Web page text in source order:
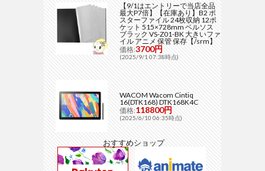
【9/1はエントリーで当店全品
最大P7倍】【在庫あり】B2 ポ
スターファイル 24枚収納 12ポ
ケット 515×728mm ベルソス
ブラック VS-Z01-BK 大きいファ
イル アニメ 保管 保存【/srm】
価格:3700円
(2025/9/1 07:38時点)
WACOM Wacom Cintiq
16(DTK168) DTK168K4C
価格:118800円
(2025/6/10 06:35時点)
おすすめショップ